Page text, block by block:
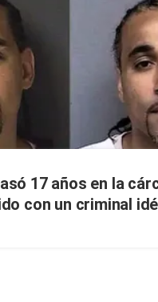
17 años en la
con un criminal